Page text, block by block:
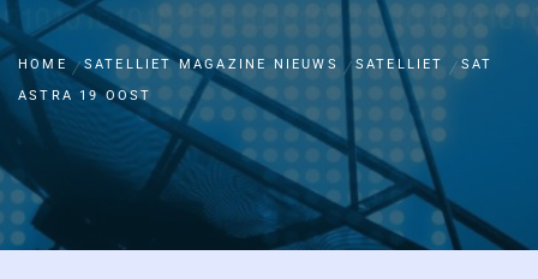
HOME SATELLIET MAGAZINE NIEUWS SATELLIET
SAT
ASTRA 19 OOST